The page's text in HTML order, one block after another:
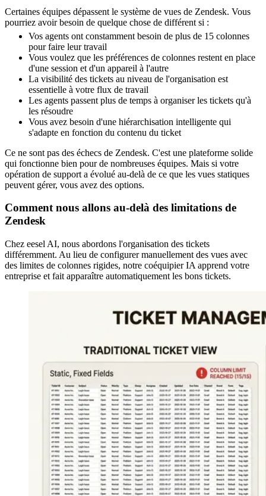
Certaines équipes dépassent le système de vues de Zendesk. Vous
pourriez avoir besoin de quelque chose de différent si :
Vos agents ont constamment besoin de plus de 15 colonnes
pour faire leur travail
Vous voulez que les préférences de colonnes restent en place
d'une session et d'un appareil à l'autre
La visibilité des tickets au niveau de l'organisation est
essentielle à votre flux de travail
Les agents passent plus de temps à organiser les tickets qu'à
les résoudre
Vous avez besoin d'une hiérarchisation intelligente qui
s'adapte en fonction du contenu du ticket
Ce ne sont pas des échecs de Zendesk. C'est une plateforme solide
qui fonctionne bien pour de nombreuses équipes. Mais si votre
opération de support a évolué au-delà de ce que les vues statiques
peuvent gérer, vous avez des options.
Comment nous allons au-delà des limitations de
Zendesk
Chez eesel AI, nous abordons l'organisation des tickets
différemment. Au lieu de configurer manuellement des vues avec
des limites de colonnes rigides, notre coéquipier IA apprend votre
entreprise et fait apparaître automatiquement les bons tickets.